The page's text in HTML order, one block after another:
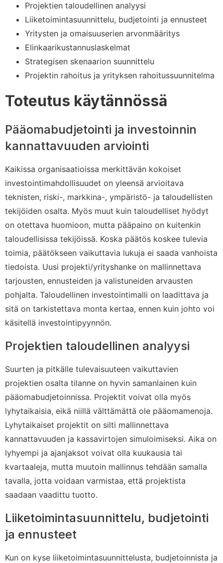
Projektien taloudellinen analyysi
Liiketoimintasuunnittelu, budjetointi ja ennusteet
Yritysten ja omaisuuserien arvonmääritys
Elinkaarikustannuslaskelmat
Strategisen skenaarion suunnittelu
Projektin rahoitus ja yrityksen rahoitussuunnitelma
Toteutus käytännössä
Pääomabudjetointi ja investoinnin
kannattavuuden arviointi
Kaikissa organisaatioissa merkittävän kokoiset
investointimahdollisuudet on yleensä arvioitava
teknisten, riski-, markkina-, ympäristö- ja taloudellisten
tekijöiden osalta. Myös muut kuin taloudelliset hyödyt
on otettava huomioon, mutta pääpaino on kuitenkin
taloudellisissa tekijöissä. Koska päätös koskee tulevia
toimia, päätökseen vaikuttavia lukuja ei saada vanhoista
tiedoista. Uusi projekti/yrityshanke on mallinnettava
tarjousten, ennusteiden ja valistuneiden arvausten
pohjalta. Taloudellinen investointimalli on laadittava ja
sitä on tarkistettava monta kertaa, ennen kuin johto voi
käsitellä investointipyynnön.
Projektien taloudellinen analyysi
Suurten ja pitkälle tulevaisuuteen vaikuttavien
projektien osalta tilanne on hyvin samanlainen kuin
pääomabudjetoinnissa. Projektit voivat olla myös
lyhytaikaisia, eikä niillä välttämättä ole pääomamenoja.
Lyhytaikaiset projektit on silti mallinnettava
kannattavuuden ja kassavirtojen simuloimiseksi. Aika on
lyhyempi ja ajanjaksot voivat olla kuukausia tai
kvartaaleja, mutta muutoin mallinnus tehdään samalla
tavalla, jotta voidaan varmistaa, että projektista
saadaan vaadittu tuotto.
Liiketoimintasuunnittelu, budjetointi
ja ennusteet
Kun on kyse liiketoimintasuunnittelusta, budjetoinnista ja